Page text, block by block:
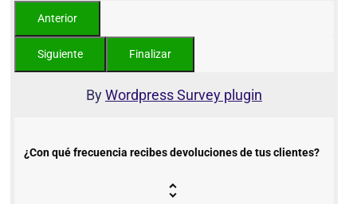
ByWordpress Survey plugin
¿Con qué frecuencia recibes devoluciones de tus clientes?